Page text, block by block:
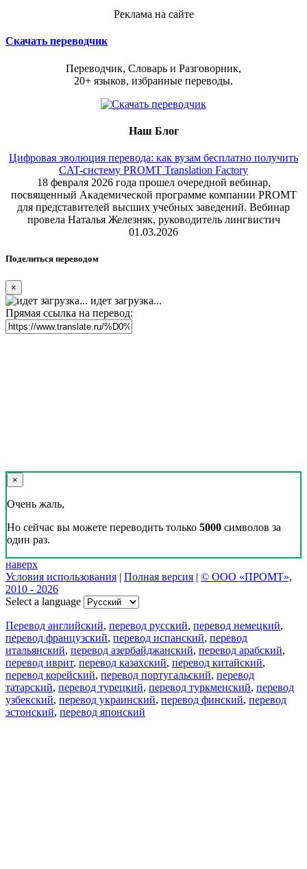
Реклама на сайте
Скачать переводчик
Переводчик, Словарь и Разговорник,
20+ языков, избранные переводы.
Наш Блог
Цифровая эволюция перевода: как вузам бесплатно получить
CAT-систему PROMT Translation Factory
18 февраля 2026 года прошел очередной вебинар,
посвященный Академической программе компании PROMT
для представителей высших учебных заведений. Вебинар
провела Наталья Железняк, руководитель лингвистич
01.03.2026
Поделиться переводом
×
идет загрузка...
Прямая ссылка на перевод:
×
Очень жаль,
Но сейчас вы можете переводить только 5000 символов за
один раз.
наверх
Условия использования | Полная версия | © ООО «ПРОМТ»,
2010 - 2026
Select a language
Перевод английский, перевод русский, перевод немецкий,
перевод французский, перевод испанский, перевод
итальянский, перевод азербайджанский, перевод арабский,
перевод иврит, перевод казахский, перевод китайский,
перевод корейский, перевод португальский, перевод
татарский, перевод турецкий, перевод туркменский, перевод
узбекский, перевод украинский, перевод финский, перевод
эстонский, перевод японский